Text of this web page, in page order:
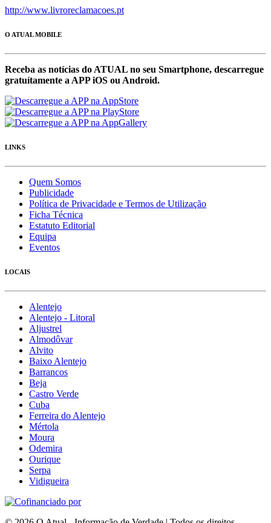
http://www.livroreclamacoes.pt
O ATUAL MOBILE
Receba as notícias do ATUAL no seu Smartphone, descarregue
gratuítamente a APP iOS ou Android.
LINKS
Quem Somos
Publicidade
Política de Privacidade e Termos de Utilização
Ficha Técnica
Estatuto Editorial
Equipa
Eventos
LOCAIS
Alentejo
Alentejo - Litoral
Aljustrel
Almodôvar
Alvito
Baixo Alentejo
Barrancos
Beja
Castro Verde
Cuba
Ferreira do Alentejo
Mértola
Moura
Odemira
Ourique
Serpa
Vidigueira